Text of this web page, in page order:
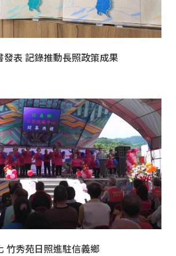
發表 記錄推動長照政策成果
竹秀苑日照進駐信義鄉